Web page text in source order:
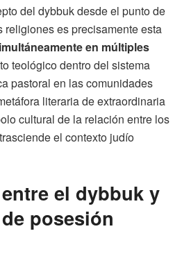
del dybbuk desde el punto de
religiones es precisamente esta
en múltiples
teológico dentro del sistema
pastoral en las comunidades
literaria de extraordinaria
cultural de la relación entre los
el contexto judío
el dybbuk y
posesión